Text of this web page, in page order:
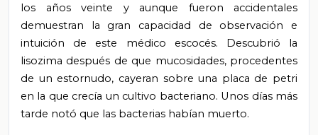
los años veinte y aunque fueron accidentales
demuestran la gran capacidad de observación e
intuición de este médico escocés. Descubrió la
lisozima después de que mucosidades, procedentes
de un estornudo, cayeran sobre una placa de petri
en la que crecía un cultivo bacteriano. Unos días más
tarde notó que las bacterias habían muerto.